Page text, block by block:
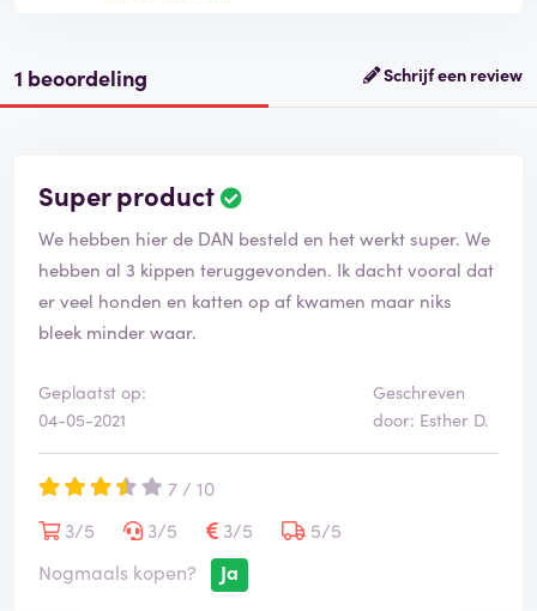
1 beoordeling Schrijf een review
Super product
B
o
o
d
g
e
v
e
We hebben hier de DAN besteld en het werkt super. We
hebben al 3 kippen teruggevonden. Ik dacht vooral dat
er veel honden en katten op af kwamen maar niks
bleek minder waar.
Geplaatst op:
04-05-2021
Geschreven
door: Esther D.
7 / 10
3/5
3/5 3/5
5/5
Nogmaals kopen?
Ja